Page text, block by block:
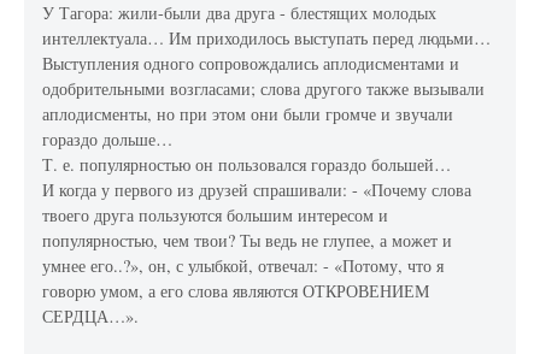
У Тагора: жили-были два друга - блестящих молодых
интеллектуала… Им приходилось выступать перед людьми…
Выступления одного сопровождались аплодисментами и
одобрительными возгласами; слова другого также вызывали
аплодисменты, но при этом они были громче и звучали
гораздо дольше…
Т. е. популярностью он пользовался гораздо большей…
И когда у первого из друзей спрашивали: - «Почему слова
твоего друга пользуются большим интересом и
популярностью, чем твои? Ты ведь не глупее, а может и
умнее его..?», он, с улыбкой, отвечал: - «Потому, что я
говорю умом, а его слова являются ОТКРОВЕНИЕМ
СЕРДЦА…».